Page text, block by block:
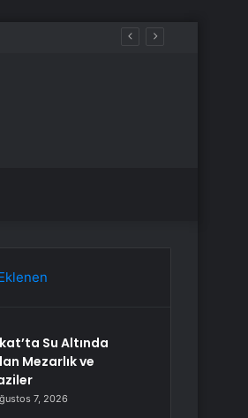
Su Altında
Mezarlık ve
7, 2026